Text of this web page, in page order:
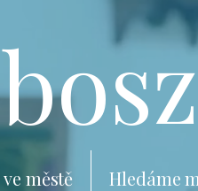
městě Hledáme